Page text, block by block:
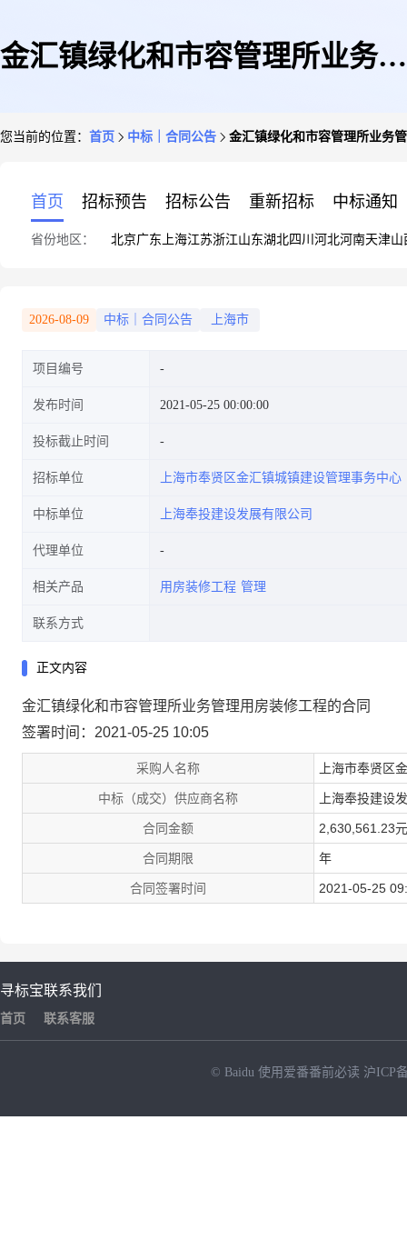
金汇镇绿化和市容管理所业务管
您当前的位置： 首页 中标｜合同公告 金汇镇绿化和市容管理所业务
首页 招标预告 招标公告 重新招标 中标通知
省份地区： 北京广东 上海江苏浙江山东湖北四川 河北河南天津山
2026-08-09 中标｜合同公告 上海市
项目编号
发布时间 2021-05-25 00:00:00
投标截止时间
招标单位 上海市奉贤区金汇镇城镇建设管理事务中心
中标单位 上海奉投建设发展有限公司
代理单位
相关产品 用房装修工程 管理
联系方式
正文内容
金汇镇绿化和市容管理所业务管理用房装修工程的合同
签署时间：2021-05-25 10:05
采购人名称 上海市奉贤区
中标（成交）供应商名称 上海奉投建设
合同金额 2,630,561.23
合同期限 年
合同签署时间 2021-05-25
寻标宝
首页
联系我们
联系客服
© Baidu 使用爱番番前必读 沪ICP